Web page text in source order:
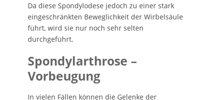
Da diese Spondylodese jedoch zu einer stark
eingeschränkten Beweglichkeit der Wirbelsäule
führt, wird sie nur noch sehr selten
durchgeführt.
Spondylarthrose –
Vorbeugung
In vielen Fällen können die Gelenke der